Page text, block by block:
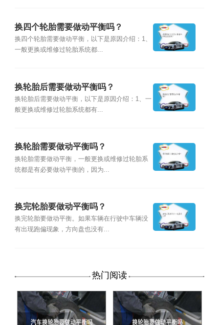
换四个轮胎需要做动平衡吗？
换四个轮胎需要做动平衡，以下是原因介绍：1、
一般更换或维修过轮胎系统都...
换轮胎后需要做动平衡吗？
换轮胎后需要做动平衡，以下是原因介绍：1、一
般更换或维修过轮胎系统都有...
换轮胎需要做动平衡吗？
换轮胎需要做动平衡，一般更换或维修过轮胎系
统都是有必要做动平衡的，因为...
换完轮胎要做动平衡吗？
换完轮胎要做动平衡。如果车辆在行驶中车辆没
有出现跑偏现象，方向盘也没有...
热门阅读